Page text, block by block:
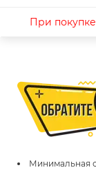
При
Минимальная